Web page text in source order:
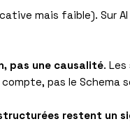
mais faible). Sur AI
pas une causalité.
pas le Schema
restent un